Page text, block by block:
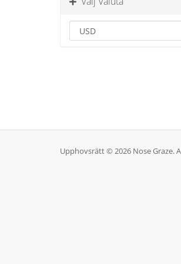
Upphovsrätt © 2026 Nose Graze.